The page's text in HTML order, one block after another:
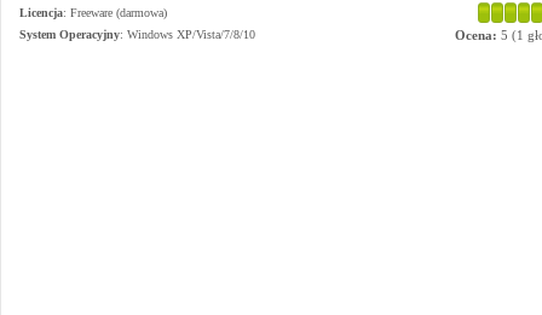
Licencja: Freeware (darmowa)
System Operacyjny: Windows XP/Vista/7/8/10 Ocena: 5 (1